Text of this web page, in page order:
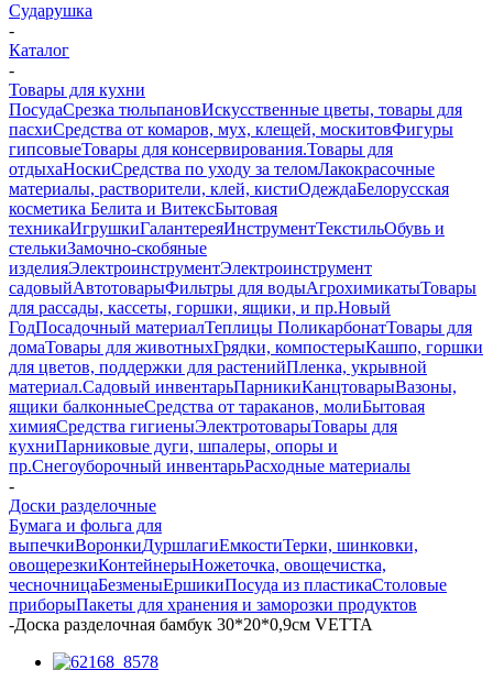
Сударушка
-
Каталог
-
Товары для кухни
ПосудаСрезка тюльпановИскусственные цветы, товары для
пасхиСредства от комаров, мух, клещей, москитовФигуры
гипсовыеТовары для консервирования.Товары для
отдыхаНоскиСредства по уходу за теломЛакокрасочные
материалы, растворители, клей, кистиОдеждаБелорусская
косметика Белита и ВитексБытовая
техникаИгрушкиГалантереяИнструментТекстильОбувь и
стелькиЗамочно-скобяные
изделияЭлектроинструментЭлектроинструмент
садовыйАвтотоварыФильтры для водыАгрохимикатыТовары
для рассады, кассеты, горшки, ящики, и пр.Новый
ГодПосадочный материалТеплицы ПоликарбонатТовары для
домаТовары для животныхГрядки, компостерыКашпо, горшки
для цветов, поддержки для растенийПленка, укрывной
материал.Садовый инвентарьПарникиКанцтоварыВазоны,
ящики балконныеСредства от тараканов, молиБытовая
химияСредства гигиеныЭлектротоварыТовары для
кухниПарниковые дуги, шпалеры, опоры и
пр.Снегоуборочный инвентарьРасходные материалы
-
Доски разделочные
Бумага и фольга для
выпечкиВоронкиДуршлагиЕмкостиТерки, шинковки,
овощерезкиКонтейнерыНожеточка, овощечистка,
чесночницаБезменыЕршикиПосуда из пластикаСтоловые
приборыПакеты для хранения и заморозки продуктов
-Доска разделочная бамбук 30*20*0,9см VETTA